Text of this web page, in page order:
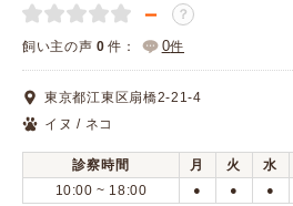
動物病院検索
口コミ検索
Calooペットとは？
－ ？
飼い主の声 0 件： 0件
東京都江東区扇橋2-21-4
イヌ / ネコ
診察時間 月 火 水
10:00 ~ 18:00
● ● ●